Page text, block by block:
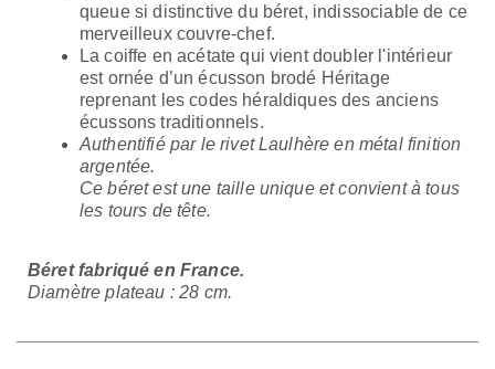
queue si distinctive du béret, indissociable de ce
merveilleux couvre-chef.
La coiffe en acétate qui vient doubler l'intérieur
est ornée d’un écusson brodé Héritage
reprenant les codes héraldiques des anciens
écussons traditionnels.
Authentifié par le rivet Laulhère en métal finition
argentée.
Ce béret est une taille unique et convient à tous
les tours de tête.
Béret fabriqué en France.
Diamètre plateau : 28 cm.